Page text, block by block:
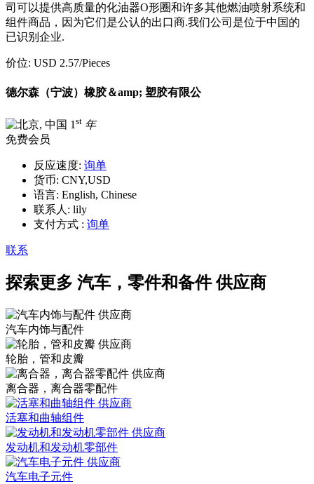
司可以提供高质量的化油器O形圈和许多其他燃油喷射系统和
组件商品，因为它们是公认的出口商.我们公司是位于中国的
已识别企业.
价位: USD 2.57/Pieces
德尔森（宁波）橡胶＆amp; 塑胶有限公
1 st 年
免费会员
反应速度: 询单
货币: CNY,USD
语言: English, Chinese
联系人: lily
支付方式 : 询单
联系
探索更多 汽车，零件和备件 供应商
汽车内饰与配件
轮胎，管和皮瓣
离合器，离合器零配件
活塞和曲轴组件
发动机和发动机零部件
汽车电子元件